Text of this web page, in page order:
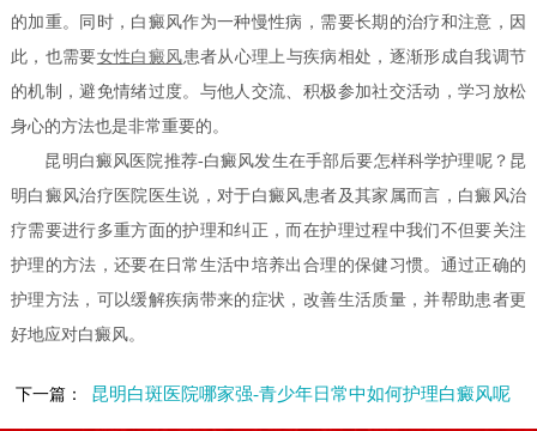
的加重。同时，白癜风作为一种慢性病，需要长期的治疗和注意，因
此，也需要女性白癜风患者从心理上与疾病相处，逐渐形成自我调节
的机制，避免情绪过度。与他人交流、积极参加社交活动，学习放松
身心的方法也是非常重要的。
昆明白癜风医院推荐-白癜风发生在手部后要怎样科学护理呢？昆
明白癜风治疗医院医生说，对于白癜风患者及其家属而言，白癜风治
疗需要进行多重方面的护理和纠正，而在护理过程中我们不但要关注
护理的方法，还要在日常生活中培养出合理的保健习惯。通过正确的
护理方法，可以缓解疾病带来的症状，改善生活质量，并帮助患者更
好地应对白癜风。
下一篇： 昆明白斑医院哪家强-青少年日常中如何护理白癜风呢